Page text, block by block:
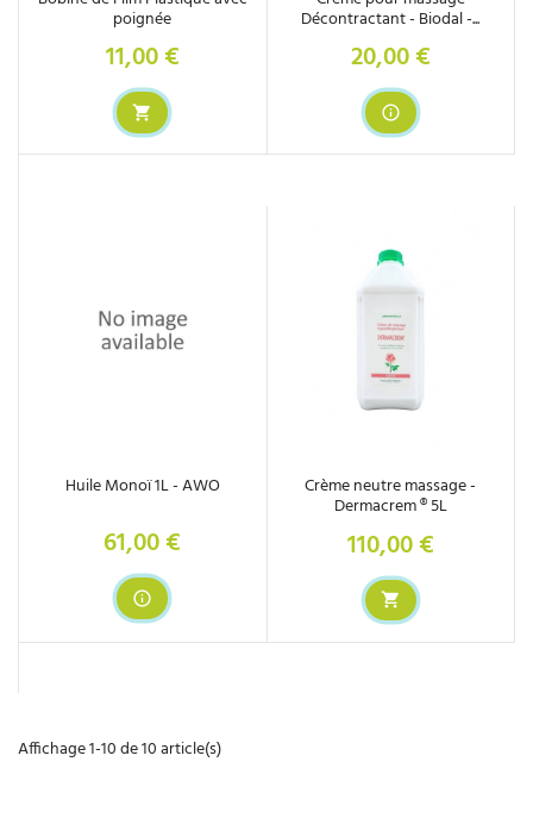
poignée
Prix
11,00 €
Décontractant - Biodal -...
Prix
20,00 €
Huile Monoï 1L - AWO
Prix
61,00 €
Crème neutre massage -
Dermacrem ® 5L
Prix
110,00 €
Affichage 1-10 de 10 article(s)